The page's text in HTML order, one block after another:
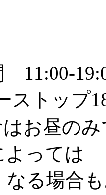
トップ
お昼の
っては
る場合